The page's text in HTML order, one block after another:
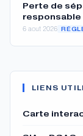
Perte de
responsable
6 aout 2026
LIENS
Carte